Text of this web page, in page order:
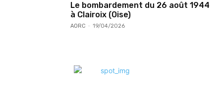
Le bombardement du 26 août 1944
à Clairoix (Oise)
AORC - 19/04/2026